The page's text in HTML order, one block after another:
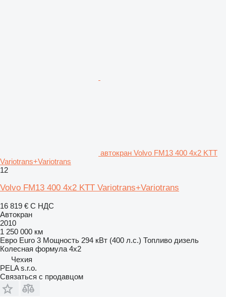
автокран Volvo FM13 400 4x2 KTT
Variotrans+Variotrans
12
Volvo FM13 400 4x2 KTT Variotrans+Variotrans
16 819 € С НДС
Автокран
2010
1 250 000 км
Евро Euro 3 Мощность 294 кВт (400 л.с.) Топливо дизель
Колесная формула 4x2
Чехия
PELA s.r.o.
Связаться с продавцом